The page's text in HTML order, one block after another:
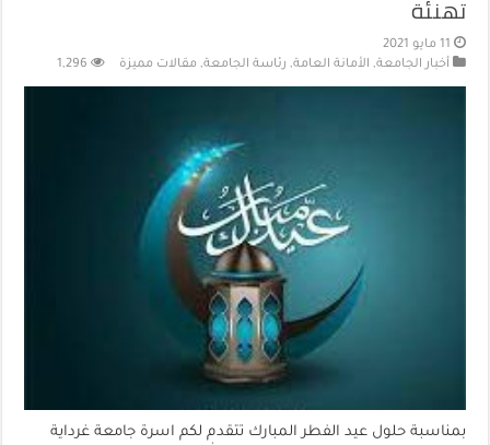
تهنئة
11 مايو 2021
أخبار الجامعة, الأمانة العامة, رئاسة الجامعة, مقالات مميزة 1,296
بمناسبة حلول عيد الفطر المبارك تتقدم لكم اسرة جامعة غرداية